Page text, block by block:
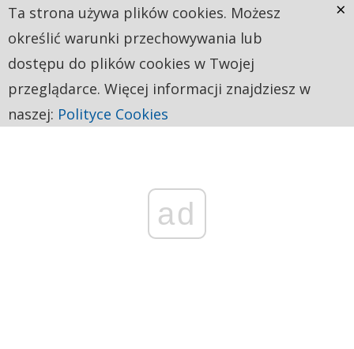
ad
Ta strona używa plików cookies. Możesz
określić warunki przechowywania lub
dostępu do plików cookies w Twojej
przeglądarce. Więcej informacji znajdziesz w
naszej: Polityce Cookies
×